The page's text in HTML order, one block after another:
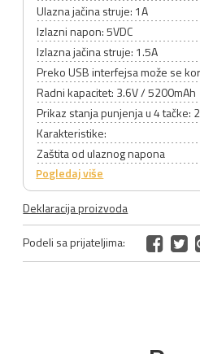
Ulazna jačina struje: 1A
Izlazni napon: 5VDC
Izlazna jačina struje: 1.5A
Preko USB interfejsa može se
Radni kapacitet: 3.6V / 5200mAh
Prikaz stanja punjenja u 4 tačke:
Karakteristike:
Zaštita od ulaznog napona
Pogledaj više
Deklaracija proizvoda
Podeli sa prijateljima: